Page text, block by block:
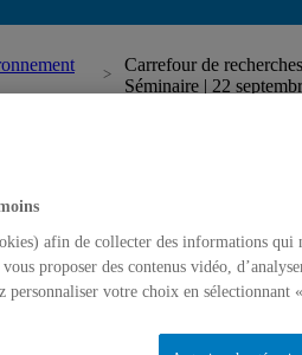
Carrefour de
Séminaire | 22
et à l'écocitoyenneté
afin de collecter des informations qui
proposer des contenus vidéo,
personnaliser votre choix en sélectionnant